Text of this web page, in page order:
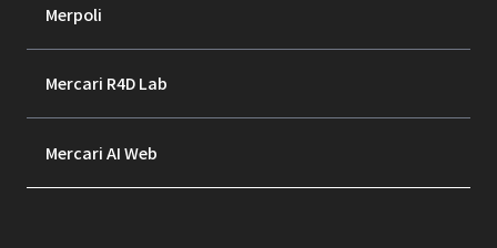
Merpoli
Mercari R4D Lab
Mercari AI Web